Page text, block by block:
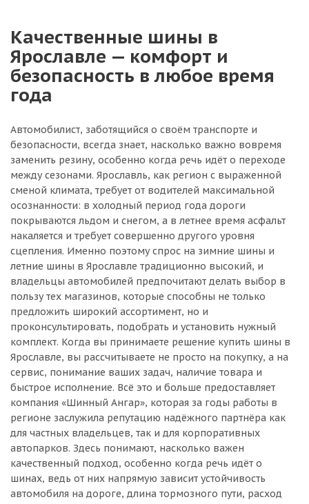
Качественные шины в
Ярославле — комфорт и
безопасность в любое время
года
Автомобилист, заботящийся о своём транспорте и
безопасности, всегда знает, насколько важно вовремя
заменить резину, особенно когда речь идёт о переходе
между сезонами. Ярославль, как регион с выраженной
сменой климата, требует от водителей максимальной
осознанности: в холодный период года дороги
покрываются льдом и снегом, а в летнее время асфальт
накаляется и требует совершенно другого уровня
сцепления. Именно поэтому спрос на зимние шины и
летние шины в Ярославле традиционно высокий, и
владельцы автомобилей предпочитают делать выбор в
пользу тех магазинов, которые способны не только
предложить широкий ассортимент, но и
проконсультировать, подобрать и установить нужный
комплект. Когда вы принимаете решение купить шины в
Ярославле, вы рассчитываете не просто на покупку, а на
сервис, понимание ваших задач, наличие товара и
быстрое исполнение. Всё это и больше предоставляет
компания «Шинный Ангар», которая за годы работы в
регионе заслужила репутацию надёжного партнёра как
для частных владельцев, так и для корпоративных
автопарков. Здесь понимают, насколько важен
качественный подход, особенно когда речь идёт о
шинах, ведь от них напрямую зависит устойчивость
автомобиля на дороге, длина тормозного пути, расход